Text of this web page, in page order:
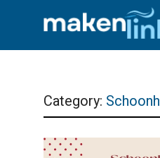
Category: